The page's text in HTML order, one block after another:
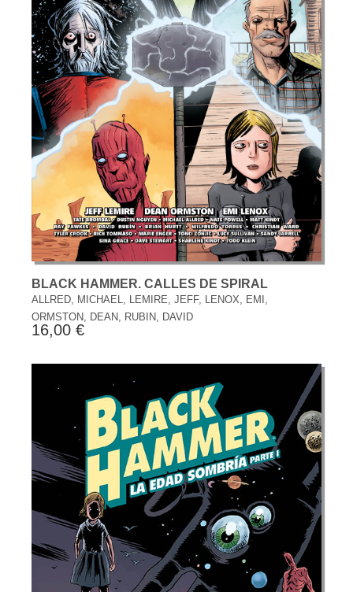
BLACK HAMMER. CALLES DE SPIRAL
ALLRED, MICHAEL, LEMIRE, JEFF, LENOX, EMI,
ORMSTON, DEAN, RUBIN, DAVID
16,00 €